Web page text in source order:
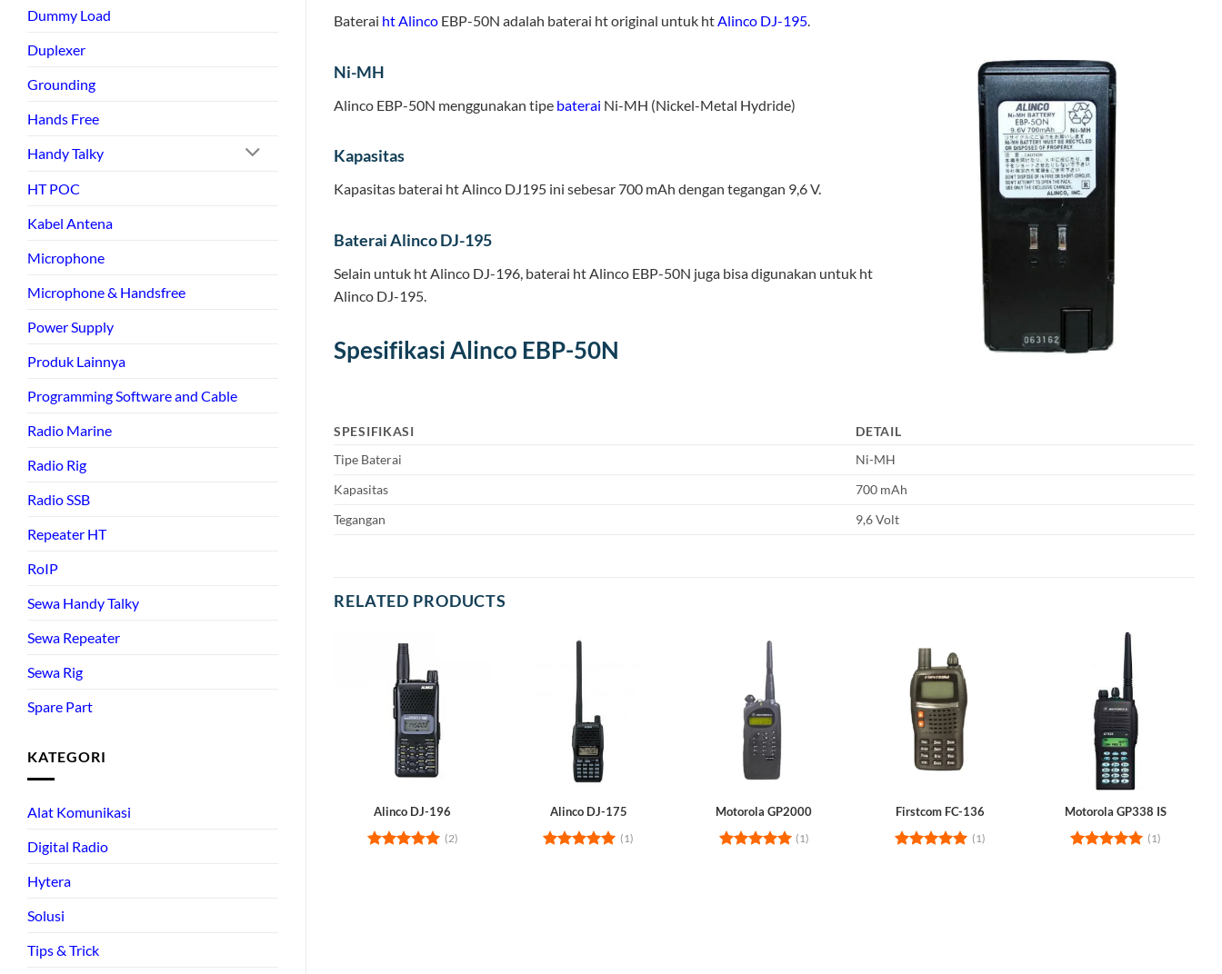
Dummy Load
Duplexer
Grounding
Hands Free
Handy Talky
HT POC
Kabel Antena
Microphone
Microphone & Handsfree
Power Supply
Produk Lainnya
Programming Software and Cable
Radio Marine
Radio Rig
Radio SSB
Repeater HT
RoIP
Sewa Handy Talky
Sewa Repeater
Sewa Rig
Spare Part
KATEGORI
Alat Komunikasi
Digital Radio
Hytera
Solusi
Tips & Trick
Baterai ht Alinco EBP-50N adalah baterai ht original untuk htAlinco DJ-195.
Ni-MH
Alinco EBP-50N menggunakan tipe baterai Ni-MH (Nickel-Metal Hydride)
Kapasitas
Kapasitas baterai ht Alinco DJ195 ini sebesar 700 mAh dengan tegangan 9,6 V.
Baterai Alinco DJ-195
Selain untuk ht Alinco DJ-196, baterai ht Alinco EBP-50N juga bisa digunakan untuk ht
Alinco DJ-195.
Spesifikasi Alinco EBP-50N
SPESIFIKASI
DETAIL
Tipe Baterai
Ni-MH
Kapasitas
700 mAh
Tegangan
9,6 Volt
RELATED PRODUCTS
Alinco DJ-196
(2)
Alinco DJ-175
(1)
Motorola GP2000
(1)
Firstcom FC-136
(1)
Motorola GP338 IS
(1)